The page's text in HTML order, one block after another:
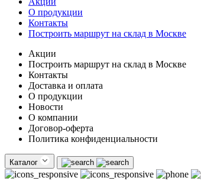
О продукции
Контакты
Построить маршрут на склад в Москве
Акции
Построить маршрут на склад в Москве
Контакты
Доставка и оплата
О продукции
Новости
О компании
Договор-оферта
Политика конфиденциальности
Каталог